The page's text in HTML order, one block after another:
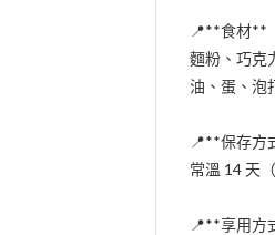
📍**食材**
麵粉、巧克
油、蛋、泡
📍**保存方
常溫 14 天
📍**享用方